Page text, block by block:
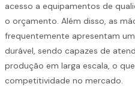
acesso a equipamentos de
o orçamento. Além disso, as
frequentemente apresentam
durável, sendo capazes de
produção em larga escala, o
competitividade no mercado.